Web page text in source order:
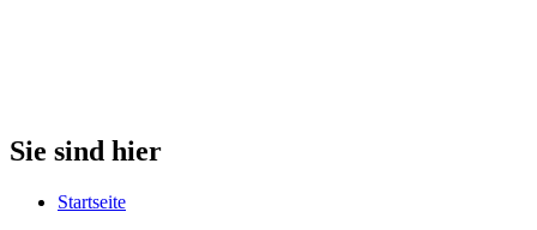
Sie sind hier
Startseite